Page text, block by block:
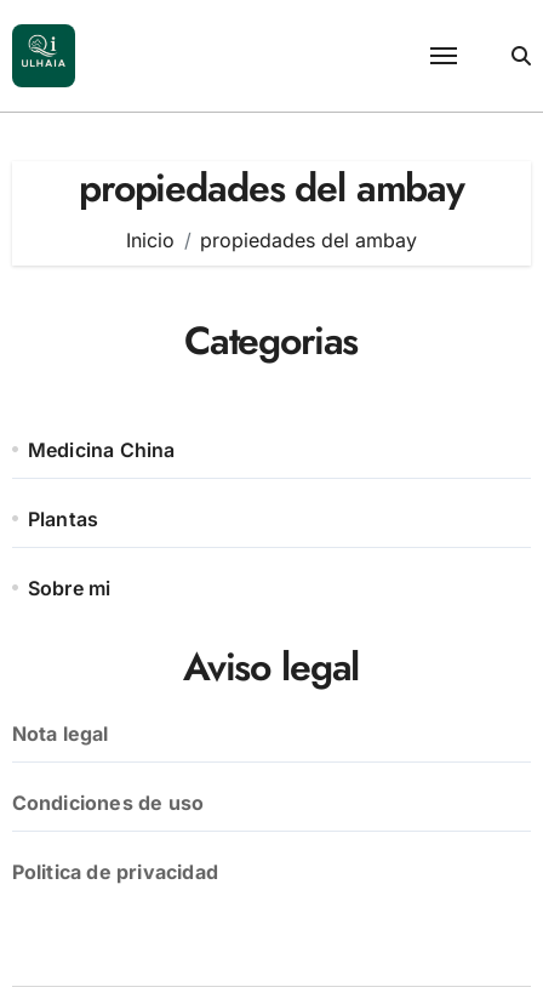
al
contenido
propiedades del ambay
Inicio propiedades del ambay
Categorias
Medicina China
Plantas
Sobre mi
Aviso legal
Nota legal
Condiciones de uso
Politica de privacidad